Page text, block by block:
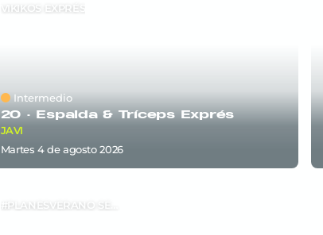
VIKIKOS EXPRÉS
Intermedio
20 · Espalda & Tríceps Exprés
JAVI
martes 4deagosto 2026